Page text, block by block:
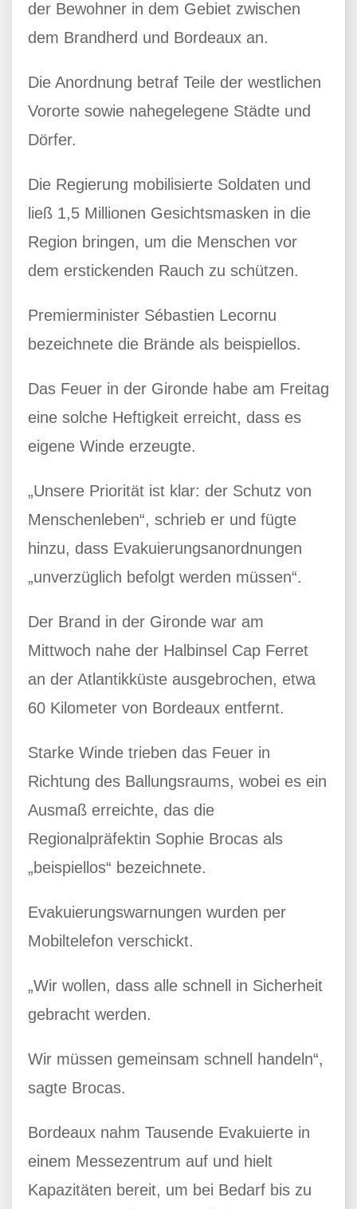
der Bewohner in dem Gebiet zwischen
dem Brandherd und Bordeaux an.
Die Anordnung betraf Teile der westlichen
Vororte sowie nahegelegene Städte und
Dörfer.
Die Regierung mobilisierte Soldaten und
ließ 1,5 Millionen Gesichtsmasken in die
Region bringen, um die Menschen vor
dem erstickenden Rauch zu schützen.
Premierminister Sébastien Lecornu
bezeichnete die Brände als beispiellos.
Das Feuer in der Gironde habe am Freitag
eine solche Heftigkeit erreicht, dass es
eigene Winde erzeugte.
„Unsere Priorität ist klar: der Schutz von
Menschenleben“, schrieb er und fügte
hinzu, dass Evakuierungsanordnungen
„unverzüglich befolgt werden müssen“.
Der Brand in der Gironde war am
Mittwoch nahe der Halbinsel Cap Ferret
an der Atlantikküste ausgebrochen, etwa
60 Kilometer von Bordeaux entfernt.
Starke Winde trieben das Feuer in
Richtung des Ballungsraums, wobei es ein
Ausmaß erreichte, das die
Regionalpräfektin Sophie Brocas als
„beispiellos“ bezeichnete.
Evakuierungswarnungen wurden per
Mobiltelefon verschickt.
„Wir wollen, dass alle schnell in Sicherheit
gebracht werden.
Wir müssen gemeinsam schnell handeln“,
sagte Brocas.
Bordeaux nahm Tausende Evakuierte in
einem Messezentrum auf und hielt
Kapazitäten bereit, um bei Bedarf bis zu